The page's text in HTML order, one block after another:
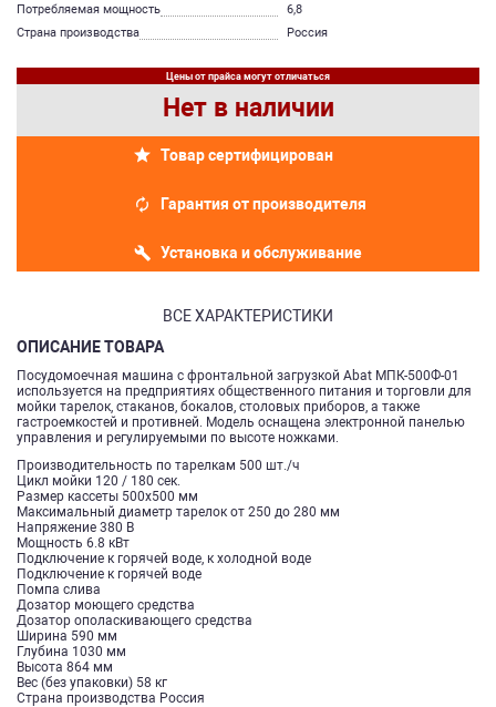
Потребляемая мощность
6,8
Страна производства
Россия
Цены от прайса могут отличаться
Нет в наличии
Товар сертифицирован
Гарантия от производителя
Установка и обслуживание
ВСЕ ХАРАКТЕРИСТИКИ
ОПИСАНИЕ ТОВАРА
Посудомоечная машина с фронтальной загрузкой Abat МПК-500Ф-01
используется на предприятиях общественного питания и торговли для
мойки тарелок, стаканов, бокалов, столовых приборов, а также
гастроемкостей и противней. Модель оснащена электронной панелью
управления и регулируемыми по высоте ножками.
Производительность по тарелкам 500 шт./ч
Цикл мойки 120 / 180 сек.
Размер кассеты 500х500 мм
Максимальный диаметр тарелок от 250 до 280 мм
Напряжение 380 В
Мощность 6.8 кВт
Подключение к горячей воде, к холодной воде
Подключение к горячей воде
Помпа слива
Дозатор моющего средства
Дозатор ополаскивающего средства
Ширина 590 мм
Глубина 1030 мм
Высота 864 мм
Вес (без упаковки) 58 кг
Страна производства Россия